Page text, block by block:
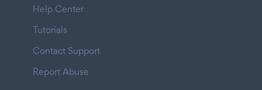
Help Center
Tutorials
Contact Support
Report Abuse